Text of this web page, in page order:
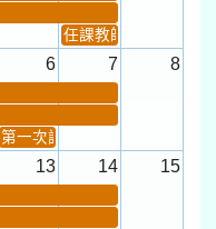
任課教師抽籤
6 7 8
第一次課發會 (12:30~)
13 14 15